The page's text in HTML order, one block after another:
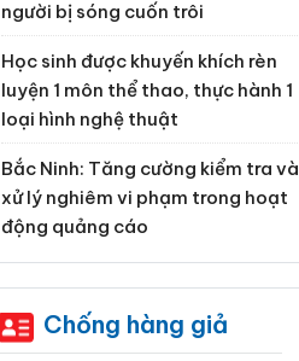
người bị sóng cuốn trôi
Học sinh được khuyến khích rèn
luyện 1 môn thể thao, thực hành 1
loại hình nghệ thuật
Bắc Ninh: Tăng cường kiểm tra và
xử lý nghiêm vi phạm trong hoạt
động quảng cáo
Chống hàng giả